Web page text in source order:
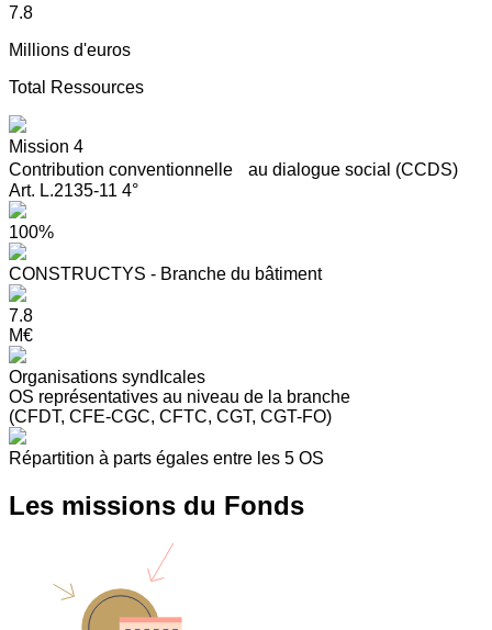
7.8
Millions d'euros
Total Ressources
Mission 4
Contribution conventionnelle au dialogue social (CCDS)
Art. L.2135-11 4°
100%
CONSTRUCTYS - Branche du bâtiment
7.8
M€
Organisations syndIcales
OS représentatives au niveau de la branche
(CFDT, CFE-CGC, CFTC, CGT, CGT-FO)
Répartition à parts égales entre les 5 OS
Les missions du Fonds